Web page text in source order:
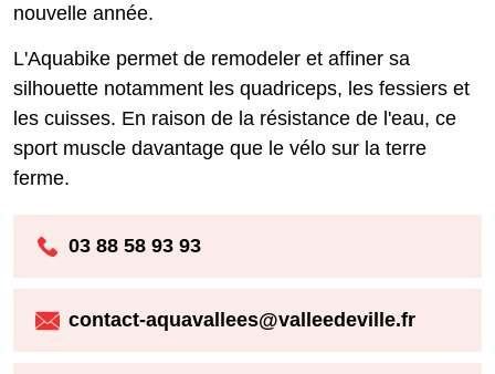
nouvelle année.
L'Aquabike permet de remodeler et affiner sa
silhouette notamment les quadriceps, les fessiers et
les cuisses. En raison de la résistance de l'eau, ce
sport muscle davantage que le vélo sur la terre
ferme.
03 88 58 93 93
contact-aquavallees@valleedeville.fr